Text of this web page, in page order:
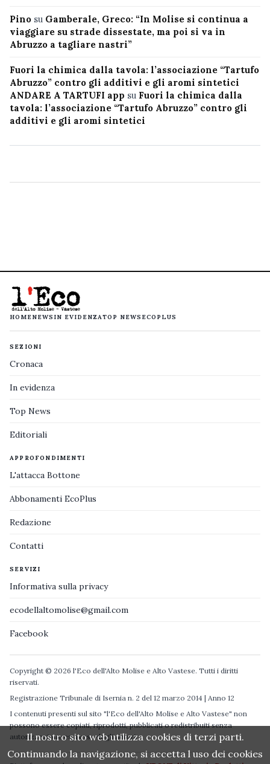
Pino su Gamberale, Greco: “In Molise si continua a
viaggiare su strade dissestate, ma poi si va in
Abruzzo a tagliare nastri”
Fuori la chimica dalla tavola: l’associazione “Tartufo
Abruzzo” contro gli additivi e gli aromi sintetici
ANDARE A TARTUFI app su Fuori la chimica dalla
tavola: l’associazione “Tartufo Abruzzo” contro gli
additivi e gli aromi sintetici
HOMENEWS IN EVIDENZATOP NEWS ECOPLUS
SEZIONI
Cronaca
In evidenza
Top News
Editoriali
APPROFONDIMENTI
L'attacca Bottone
Abbonamenti EcoPlus
Redazione
Contatti
SERVIZI
Informativa sulla privacy
ecodellaltomolise@gmail.com
Facebook
Copyright © 2026 l'Eco dell'Alto Molise e Alto Vastese. Tutti i diritti
riservati.
Registrazione Tribunale di Isernia n. 2 del 12 marzo 2014 | Anno 12
I contenuti presenti sul sito "l'Eco dell'Alto Molise e Alto Vastese" non
possono essere copiati, riprodotti, pubblicati o redistribuiti senza
autorizzazione espressa degli autori.
Il nostro sito web utilizza cookies di terzi parti.
Continuando la navigazione, si accetta l uso dei cookies